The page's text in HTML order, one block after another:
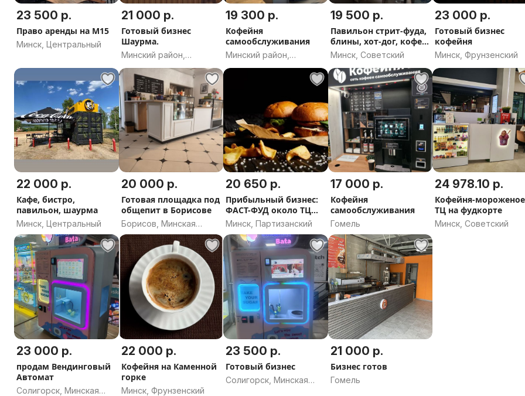
23 500 р.
Право аренды на М15
Минск, Центральный
21 000 р.
Готовый бизнес
Шаурма.
Минский район,
Минская область
19 300 р.
Кофейня
самообслуживания
Минский район,
Минская область
19 500 р.
Павильон стрит-фуда,
блины, хот-дог, кофе и
тд.
Минск, Советский
23 000 р.
Готовый бизнес
кофейня
Минск, Фрунзенский
22 000 р.
Кафе, бистро,
павильон, шаурма
Минск, Центральный
20 000 р.
Готовая площадка под
общепит в Борисове
Борисов, Минская
область
20 650 р.
Прибыльный бизнес:
ФАСТ-ФУД около ТЦ
Автозапчасти
Минск, Партизанский
17 000 р.
Кофейня
самообслуживания
Гомель
24 978.10 р.
Кофейня-
ТЦ на фудкорте
Минск, Советский
23 000 р.
продам Вендинговый
Автомат
Солигорск, Минская
22 000 р.
Кофейня на Каменной
горке
Минск, Фрунзенский
23 500 р.
Готовый бизнес
Солигорск, Минская
21 000 р.
Бизнес готов
Гомель